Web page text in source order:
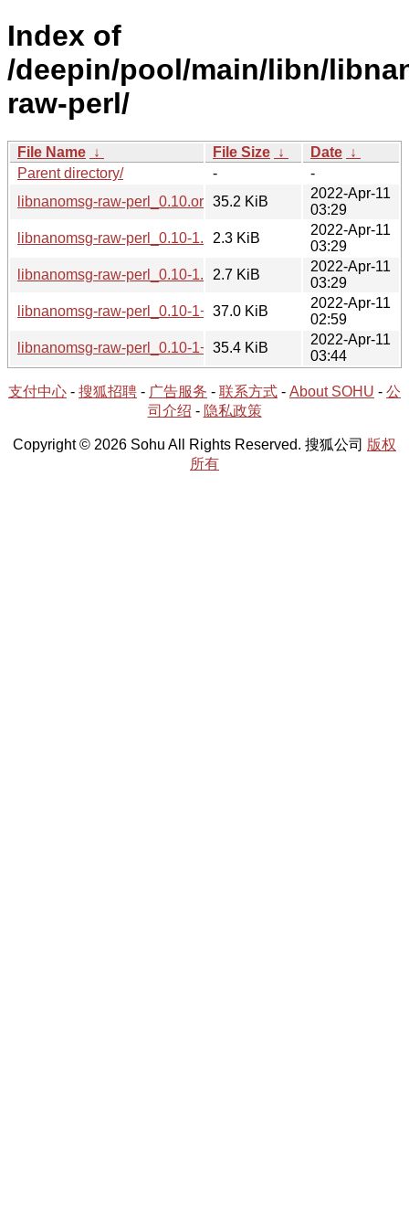
Index of
/deepin/pool/main/libn/
raw-perl/
File Name ↓ File Size ↓ Date ↓
Parent directory/
-
-
libnanomsg-raw-perl_0.10.orig.tar.gz
35.2 KiB
2022-Apr-11
03:29
libnanomsg-raw-perl_0.10-1.dsc2.3 KiB
2022-Apr-11
03:29
libnanomsg-raw-perl_0.10-1.debian.tar.xz
2.7 KiB
2022-Apr-11
03:29
libnanomsg-raw-perl_0.10-1+b4_i386.deb
37.0 KiB
2022-Apr-11
02:59
libnanomsg-raw-perl_0.10-1+b4_amd64.deb
35.4 KiB
2022-Apr-11
03:44
支付中心 - 搜狐招聘 - 广告服务 - 联系方式 - About SOHU - 公
司介绍 - 隐私政策
Copyright © 2026 Sohu All Rights Reserved. 搜狐公司 版权
所有